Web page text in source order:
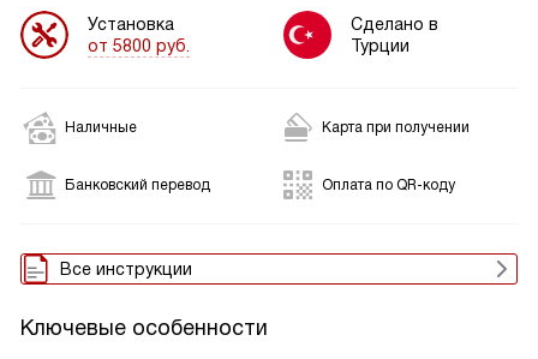
Установка
от 5800 руб.
Сделано в
Турции
Наличные Карта при получении
Банковский перевод Оплата по QR-коду
Все инструкции
Ключевые особенности